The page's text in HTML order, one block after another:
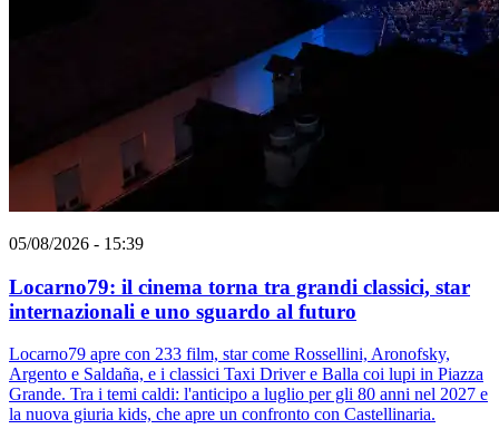
05/08/2026 - 15:39
Locarno79: il cinema torna tra grandi classici, star
internazionali e uno sguardo al futuro
Locarno79 apre con 233 film, star come Rossellini, Aronofsky,
Argento e Saldaña, e i classici Taxi Driver e Balla coi lupi in Piazza
Grande. Tra i temi caldi: l'anticipo a luglio per gli 80 anni nel 2027 e
la nuova giuria kids, che apre un confronto con Castellinaria.